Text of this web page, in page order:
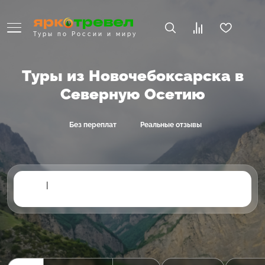
Туры по России и миру
Туры из Новочебоксарска в
Северную Осетию
Без переплат Реальные отзывы
|